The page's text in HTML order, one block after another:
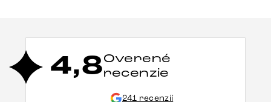
4,8Overené
recenzie
241 recenzií